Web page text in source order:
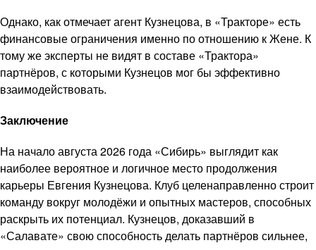
Однако, как отмечает агент Кузнецова, в «Тракторе» есть
финансовые ограничения именно по отношению к Жене. К
тому же эксперты не видят в составе «Трактора»
партнёров, с которыми Кузнецов мог бы эффективно
взаимодействовать.
Заключение
На начало августа 2026 года «Сибирь» выглядит как
наиболее вероятное и логичное место продолжения
карьеры Евгения Кузнецова. Клуб целенаправленно строит
команду вокруг молодёжи и опытных мастеров, способных
раскрыть их потенциал. Кузнецов, доказавший в
«Салавате» свою способность делать партнёров сильнее,